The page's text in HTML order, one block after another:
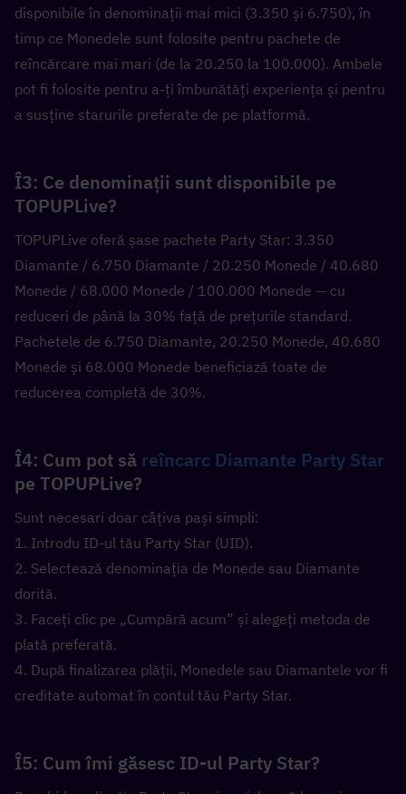
disponibile în denominații mai mici (3.350 și 6.750), în
timp ce Monedele sunt folosite pentru pachete de
reîncărcare mai mari (de la 20.250 la 100.000). Ambele
pot fi folosite pentru a-ți îmbunătăți experiența și pentru
a susține starurile preferate de pe platformă.
Î3: Ce denominații sunt disponibile pe
TOPUPLive?
TOPUPLive oferă șase pachete Party Star: 3.350
Diamante / 6.750 Diamante / 20.250 Monede / 40.680
Monede / 68.000 Monede / 100.000 Monede — cu
reduceri de până la 30% față de prețurile standard.
Pachetele de 6.750 Diamante, 20.250 Monede, 40.680
Monede și 68.000 Monede beneficiază toate de
reducerea completă de 30%.
Î4: Cum pot să reîncarc Diamante Party Star
pe TOPUPLive?
Sunt necesari doar câțiva pași simpli:
1. Introdu ID-ul tău Party Star (UID).
2. Selectează denominația de Monede sau Diamante
dorită.
3. Faceți clic pe „Cumpără acum” și alegeți metoda de
plată preferată.
4. După finalizarea plății, Monedele sau Diamantele vor fi
creditate automat în contul tău Party Star.
Î5: Cum îmi găsesc ID-ul Party Star?